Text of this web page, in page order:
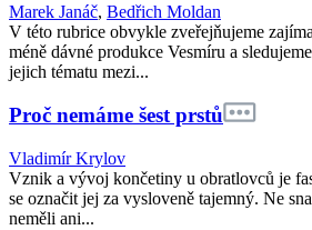
Marek Janáč, Bedřich Moldan
V této rubrice obvykle zveřejňujeme
méně dávné produkce Vesmíru a
jejich tématu mezi...
Proč nemáme šest prstů
Vladimír Krylov
Vznik a vývoj končetiny u obratlovců je
se označit jej za vysloveně tajemný. Ne
neměli ani...